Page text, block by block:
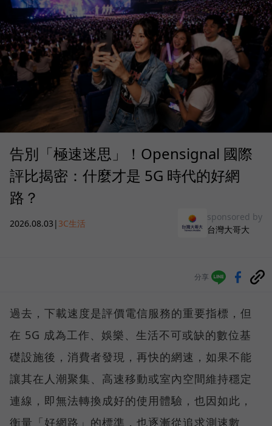
告別「極速迷思」！Opensignal 國際
評比揭密：什麼才是 5G 時代的好網
路？
2026.08.03 | 3C生活
sponsored by
台灣大哥大
分享
過去，下載速度是評價電信服務的重要指標，但
在 5G 成為工作、娛樂、生活不可或缺的數位基
礎設施後，消費者發現，再快的網速，如果不能
讓其在人潮聚集、高速移動或室內空間維持穩定
連線，即無法轉換成好的使用體驗，也因如此，
衡量「好網路」的標準，也逐漸從追求測速數